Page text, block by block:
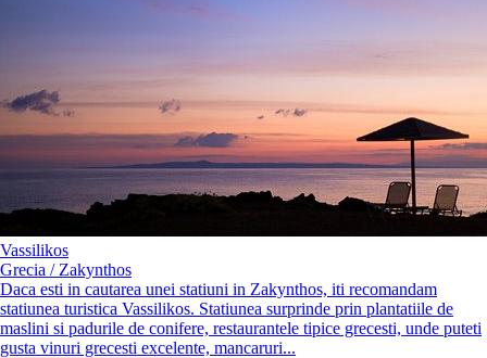
Vassilikos
Grecia / Zakynthos
Daca esti in cautarea unei statiuni in Zakynthos, iti recomandam
statiunea turistica Vassilikos. Statiunea surprinde prin plantatiile de
maslini si padurile de conifere, restaurantele tipice grecesti, unde puteti
gusta vinuri grecesti excelente, mancaruri...